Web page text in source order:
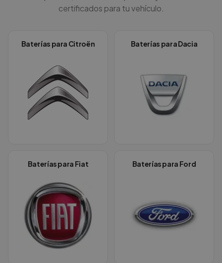
certificados para tu vehículo.
Baterías para Citroën Baterías paraDacia
Baterías para Fiat Baterías para Ford